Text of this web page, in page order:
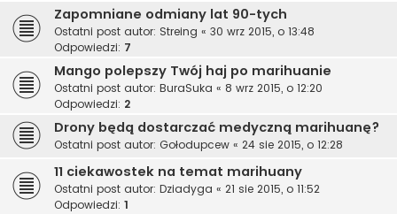
Zapomniane odmiany lat 90-tych
Ostatni post autor: Streing « 30 wrz 2015, o 13:48
Odpowiedzi: 7
Mango polepszy Twój haj po marihuanie
Ostatni post autor: BuraSuka « 8 wrz 2015, o 12:20
Odpowiedzi: 2
Drony będą dostarczać medyczną marihuanę?
Ostatni post autor: Gołodupcew « 24 sie 2015, o 12:28
11 ciekawostek na temat marihuany
Ostatni post autor: Dziadyga « 21 sie 2015, o 11:52
Odpowiedzi: 1